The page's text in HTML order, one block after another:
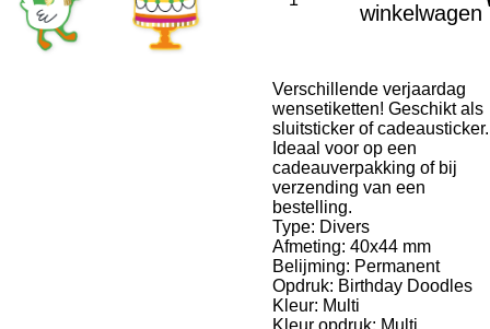
winkelwagen
Verschillende verjaardag
wensetiketten! Geschikt als
sluitsticker of cadeausticker.
Ideaal voor op een
cadeauverpakking of bij
verzending van een
bestelling.
Type: Divers
Afmeting: 40x44 mm
Belijming: Permanent
Opdruk: Birthday Doodles
Kleur: Multi
Kleur opdruk: Multi